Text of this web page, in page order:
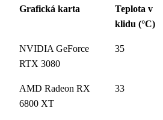
Grafická karta
Teplota v
klidu (°C)
NVIDIA GeForce
RTX 3080
35
AMD Radeon RX
6800 XT
33